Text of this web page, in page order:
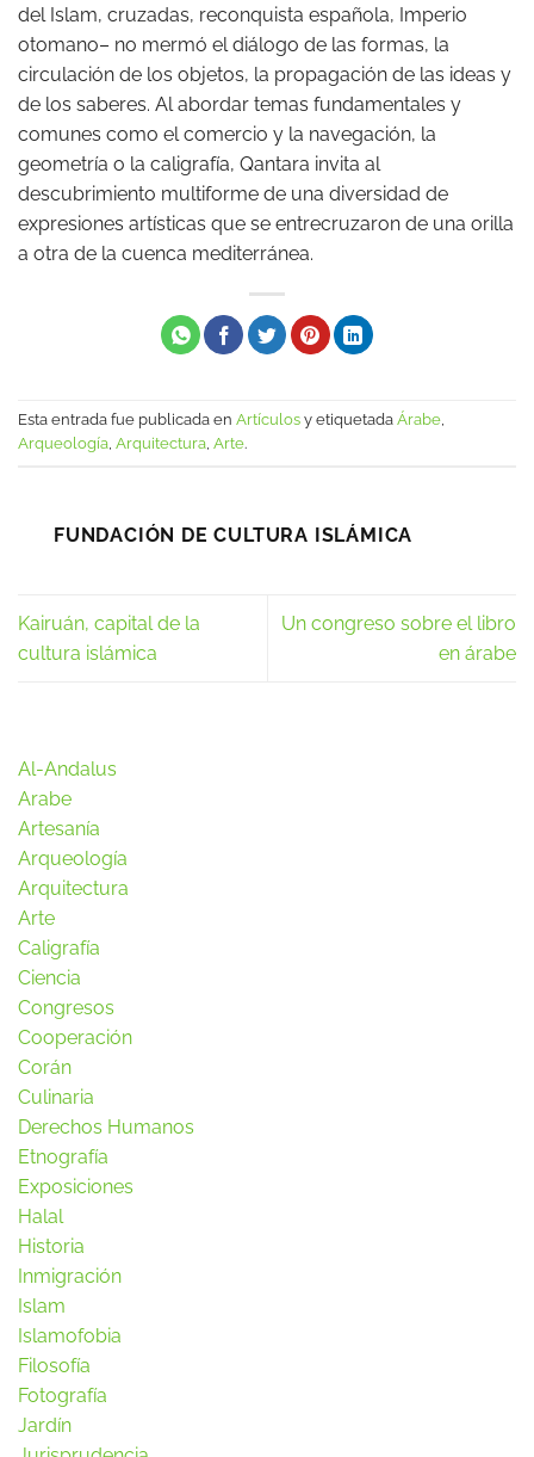
del Islam, cruzadas, reconquista española, Imperio
otomano– no mermó el diálogo de las formas, la
circulación de los objetos, la propagación de las ideas y
de los saberes. Al abordar temas fundamentales y
comunes como el comercio y la navegación, la
geometría o la caligrafía, Qantara invita al
descubrimiento multiforme de una diversidad de
expresiones artísticas que se entrecruzaron de una orilla
a otra de la cuenca mediterránea.
Esta entrada fue publicada en Artículos y etiquetada Árabe,
Arqueología, Arquitectura, Arte.
FUNDACIÓN DE CULTURA ISLÁMICA
Kairuán, capital de la
cultura islámica
Un congreso sobre el libro
en árabe
Al-Andalus
Arabe
Artesanía
Arqueología
Arquitectura
Arte
Caligrafía
Ciencia
Congresos
Cooperación
Corán
Culinaria
Derechos Humanos
Etnografía
Exposiciones
Halal
Historia
Inmigración
Islam
Islamofobia
Filosofía
Fotografía
Jardín